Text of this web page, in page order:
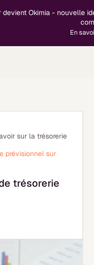
Okimia - nouvelle
complet
En savoir plus
sur la trésorerie
prévisionnel sur
trésorerie